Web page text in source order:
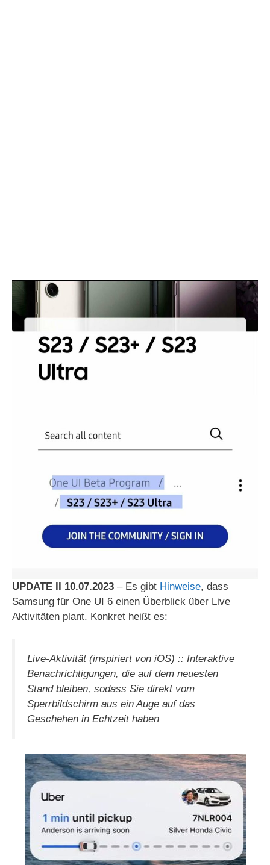
UPDATE II 10.07.2023 – Es gibt Hinweise, dass
Samsung für One UI 6 einen Überblick über Live
Aktivitäten plant. Konkret heißt es:
Live-Aktivität (inspiriert von iOS) :: Interaktive
Benachrichtigungen, die auf dem neuesten
Stand bleiben, sodass Sie direkt vom
Sperrbildschirm aus ein Auge auf das
Geschehen in Echtzeit haben